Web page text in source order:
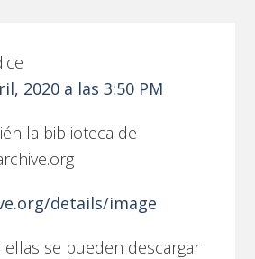
2020 a las 3:50 PM
la biblioteca de
details/image
ellas se pueden descargar